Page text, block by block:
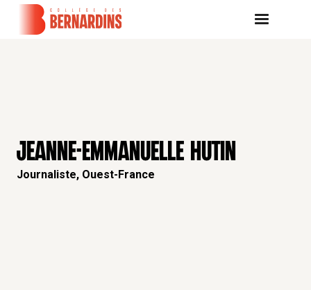
JEANNE-EMMANUELLE HUTIN
Journaliste, Ouest-France